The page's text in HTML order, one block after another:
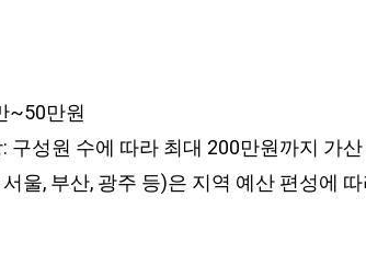
~50만원
구성원 수에 따라 최대 200만원까지 가
울, 부산, 광주 등)은 지역 예산 편성에